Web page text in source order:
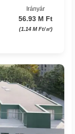
Irányár
56.93 M Ft
(1.14 M Ft/㎡)
Azonosító: 88_mpi